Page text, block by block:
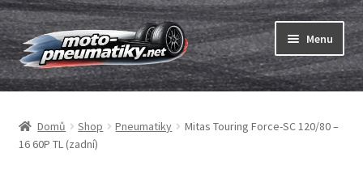
Přeskočit
na
navigaci
Přejít
k
obsahu
webu
Menu
Pneumatiky
Expand
menu
Duše & ráfkové pásky
Expand
Domů Shop Pneumatiky
Mitas Touring Force-SC 120/80 –
16 60P TL (zadní)